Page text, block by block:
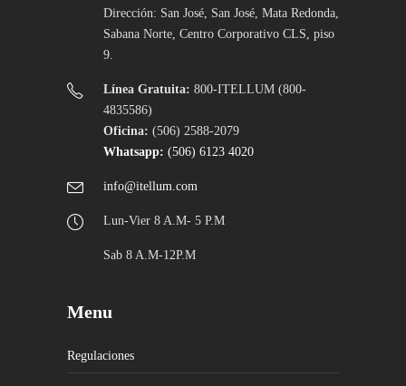
Dirección: San José, San José, Mata Redonda,
Sabana Norte, Centro Corporativo CLS, piso
9.
Línea Gratuita: 800-ITELLUM (800-
4835586)
Oficina: (506) 2588-2079
Whatsapp: (506) 6123 4020
info@itellum.com
Lun-Vier 8 A.M- 5 P.M
Sab 8 A.M-12P.M
Menu
Regulaciones